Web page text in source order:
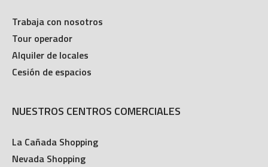
Trabaja con nosotros
Tour operador
Alquiler de locales
Cesión de espacios
NUESTROS CENTROS COMERCIALES
La Cañada Shopping
Nevada Shopping